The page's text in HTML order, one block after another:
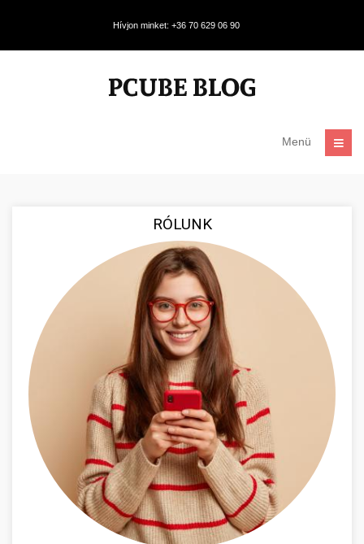
Hívjon minket: +36 70 629 06 90
Menü
RÓLUNK